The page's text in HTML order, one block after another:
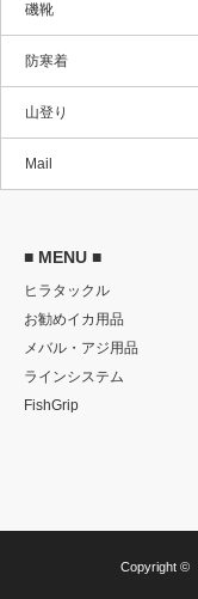
磯靴
防寒着
山登り
Mail
■ MENU ■
ヒラタックル
お勧めイカ用品
メバル・アジ用品
ラインシステム
FishGrip
Copyright ©